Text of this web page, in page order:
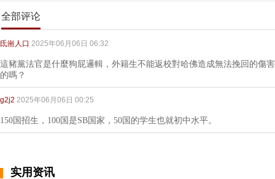
全部评论
氐耑人口 2025年06月06日 06:32
這豬黨法官是什麼狗屁邏輯，外籍生不能返校對哈佛造成無法挽回的傷
的嗎？
g2j2 2025年06月06日 00:25
150国招生，100国是SB国家，50国的学生也就初中水平。
实用资讯